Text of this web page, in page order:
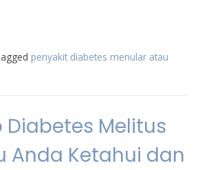
penyakit diabetes menular atau
Diabetes Melitus
Anda Ketahui dan